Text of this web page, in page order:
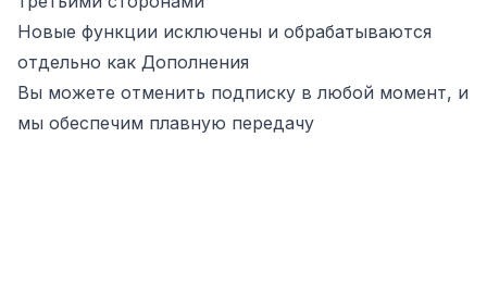
Новые функции исключены и обрабатываются
отдельно как Дополнения
Вы можете отменить подписку в любой момент, и
мы обеспечим плавную передачу